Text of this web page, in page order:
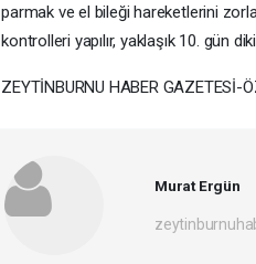
parmak ve el bileği hareketlerini
kontrolleri yapılır, yaklaşık 10. gün
ZEYTİNBURNU HABER GAZETESİ-
Murat Ergün